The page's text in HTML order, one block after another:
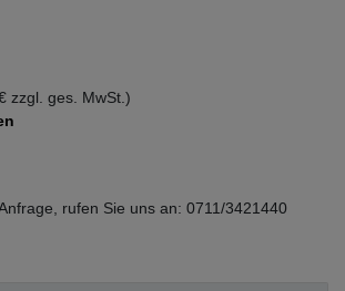
zzgl. ges. MwSt.)
rufen Sie uns an: 0711/3421440